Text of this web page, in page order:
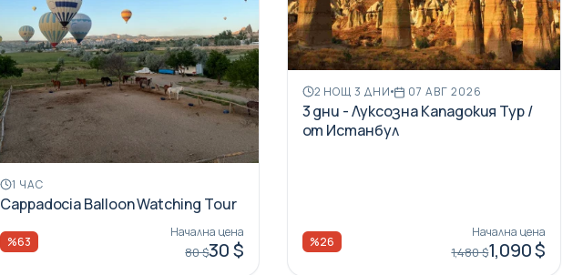
1 ЧАС
Cappadocia Balloon Watching Tour
%63
Начална цена
80 $30 $
2 НОЩ 3 ДНИ 07 АВГ 2026
3 дни - Луксозна Кападокия Тур /
от Истанбул
%26
Начална цена
1,480 $1,090 $